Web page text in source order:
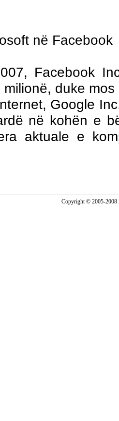
në Facebook
Facebook
milionë, duke
Google
në kohën e
aktuale e
Copyright © 2005-